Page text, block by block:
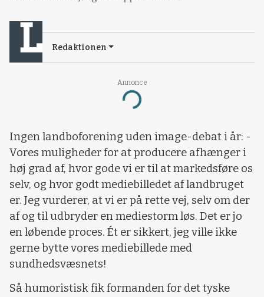
Annonce
Loading...
Redaktionen
Ingen landboforening uden image-debat i år: -
Vores muligheder for at producere afhænger i
høj grad af, hvor gode vi er til at markedsføre os
selv, og hvor godt mediebilledet af landbruget
er. Jeg vurderer, at vi er på rette vej, selv om der
af og til udbryder en mediestorm løs. Det er jo
en løbende proces. Ét er sikkert, jeg ville ikke
gerne bytte vores mediebillede med
sundhedsvæsnets!
Så humoristisk fik formanden for det tyske